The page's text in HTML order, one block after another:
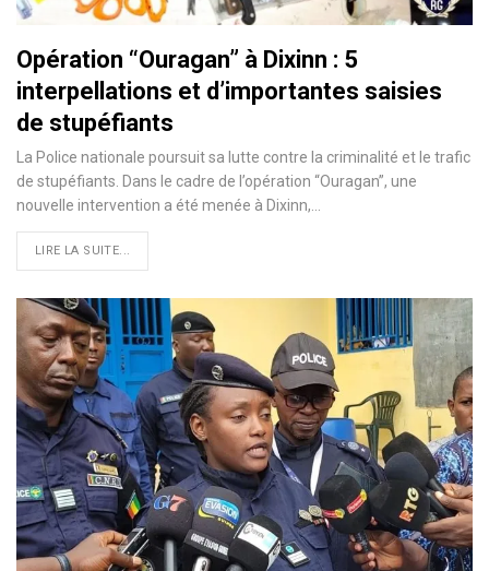
Opération “Ouragan” à Dixinn : 5
interpellations et d’importantes saisies
de stupéfiants
La Police nationale poursuit sa lutte contre la criminalité et le trafic
de stupéfiants. Dans le cadre de l’opération “Ouragan”, une
nouvelle intervention a été menée à Dixinn,…
LIRE LA SUITE...